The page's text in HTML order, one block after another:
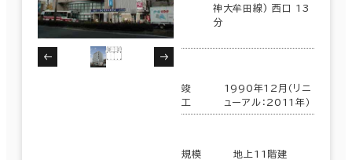
神大牟田線) 西口 13
分
竣
工
1990年12月（リニ
ューアル：2011年）
規模 地上11階建